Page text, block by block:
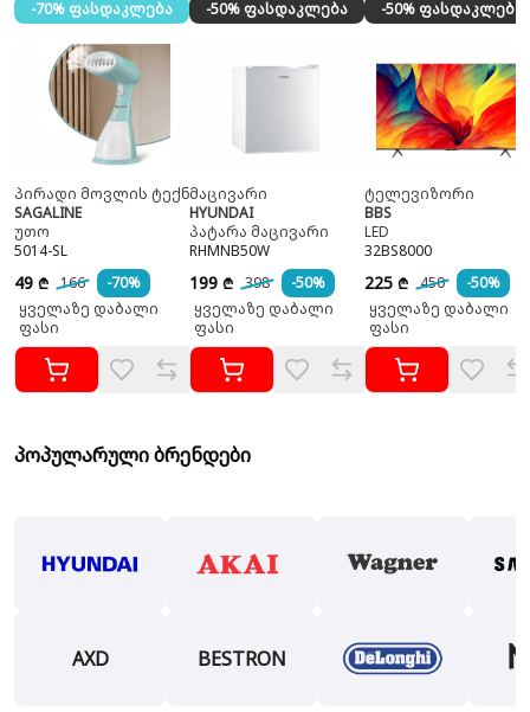
-70% ფასდაკლება
პირადი მოვლის ტექნიკა
SAGALINE
უთო
5014-SL
49 ₾ 166
-70%
ყველაზე დაბალი
ფასი
-50% ფასდაკლება
მაცივარი
HYUNDAI
პატარა მაცივარი
RHMNB50W
199 ₾ 398
-50%
ყველაზე დაბალი
ფასი
-50% ფასდაკლება
ტელევიზორი
BBS
LED
32BS8000
225 ₾ 450
-50%
ყველაზე დაბალი
ფასი
პოპულარული ბრენდები
AXD BESTRON